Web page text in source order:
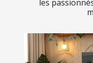
les